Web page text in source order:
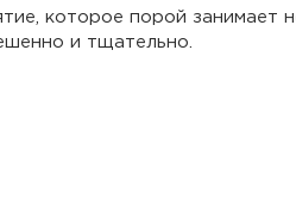
которое порой
и тщательно.